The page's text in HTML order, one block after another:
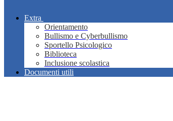
Extra
Orientamento
Bullismo e Cyberbullismo
Sportello Psicologico
Biblioteca
Inclusione scolastica
Documenti utili